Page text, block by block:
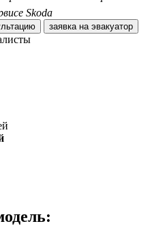
Skoda
заявка на эвакуатор